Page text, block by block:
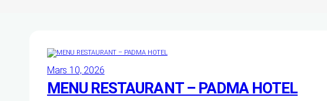
Mars 10, 2026
MENU RESTAURANT – PADMA HOTEL